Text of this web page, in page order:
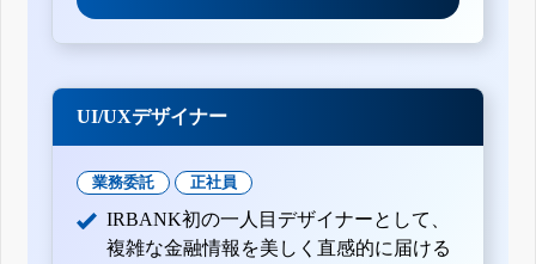
UI/UXデザイナー
業務委託 正社員
IRBANK初の一人目デザイナーとして、
複雑な金融情報を美しく直感的に届ける